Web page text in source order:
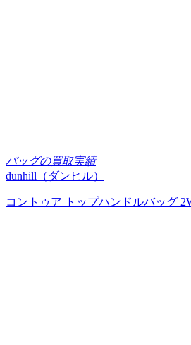
バッグの買取実績
dunhill（ダンヒル）
コントゥア トップハンドルバッグ